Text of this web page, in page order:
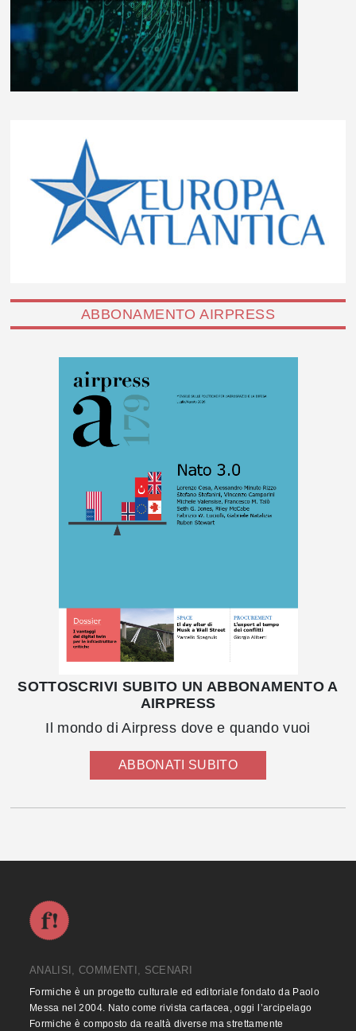
ABBONAMENTO AIRPRESS
SOTTOSCRIVI SUBITO UN ABBONAMENTO A
AIRPRESS
Il mondo di Airpress dove e quando vuoi
ABBONATI SUBITO
ANALISI, COMMENTI, SCENARI
Formiche è un progetto culturale ed editoriale fondato da Paolo
Messa nel 2004. Nato come rivista cartacea, oggi l’arcipelago
Formiche è composto da realtà diverse ma strettamente